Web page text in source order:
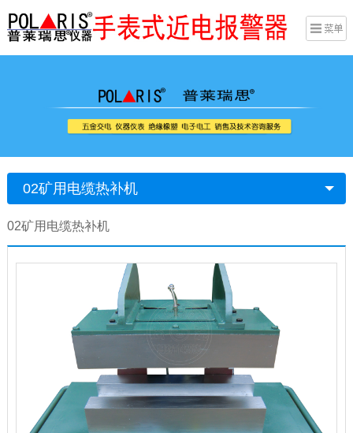
02矿用电缆热补机
02矿用电缆热补机